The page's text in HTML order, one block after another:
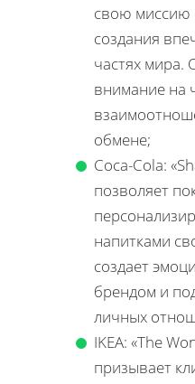
свою миссию
создания
частях мира.
внимание на
обмене;
Coca-Cola:
позволяет
напитками
создает
брендом и
личных
IKEA: «The
призывает